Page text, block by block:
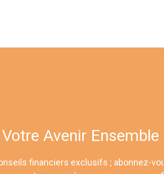
Avenir Ensemble
financiers exclusifs ; abonnez-